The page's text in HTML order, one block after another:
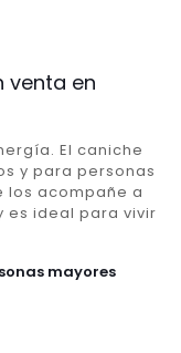
venta en
El caniche
y para personas
los acompañe a
es ideal para vivir
mayores